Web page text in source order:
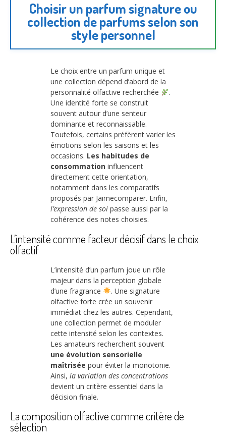
Choisir un parfum signature ou
collection de parfums selon son
style personnel
Le choix entre un parfum unique et
une collection dépend d’abord de la
personnalité olfactive recherchée
.
Une identité forte se construit
souvent autour d’une senteur
dominante et reconnaissable.
Toutefois, certains préfèrent varier les
émotions selon les saisons et les
occasions. Les habitudes de
consommation influencent
directement cette orientation,
notamment dans les comparatifs
proposés par Jaimecomparer. Enfin,
l’expression de soi passe aussi par la
cohérence des notes choisies.
L’intensité comme facteur décisif dans le choix
olfactif
L’intensité d’un parfum joue un rôle
majeur dans la perception globale
d’une fragrance
. Une signature
olfactive forte crée un souvenir
immédiat chez les autres. Cependant,
une collection permet de moduler
cette intensité selon les contextes.
Les amateurs recherchent souvent
une évolution sensorielle
maîtrisée pour éviter la monotonie.
Ainsi, la variation des concentrations
devient un critère essentiel dans la
décision finale.
La composition olfactive comme critère de
sélection